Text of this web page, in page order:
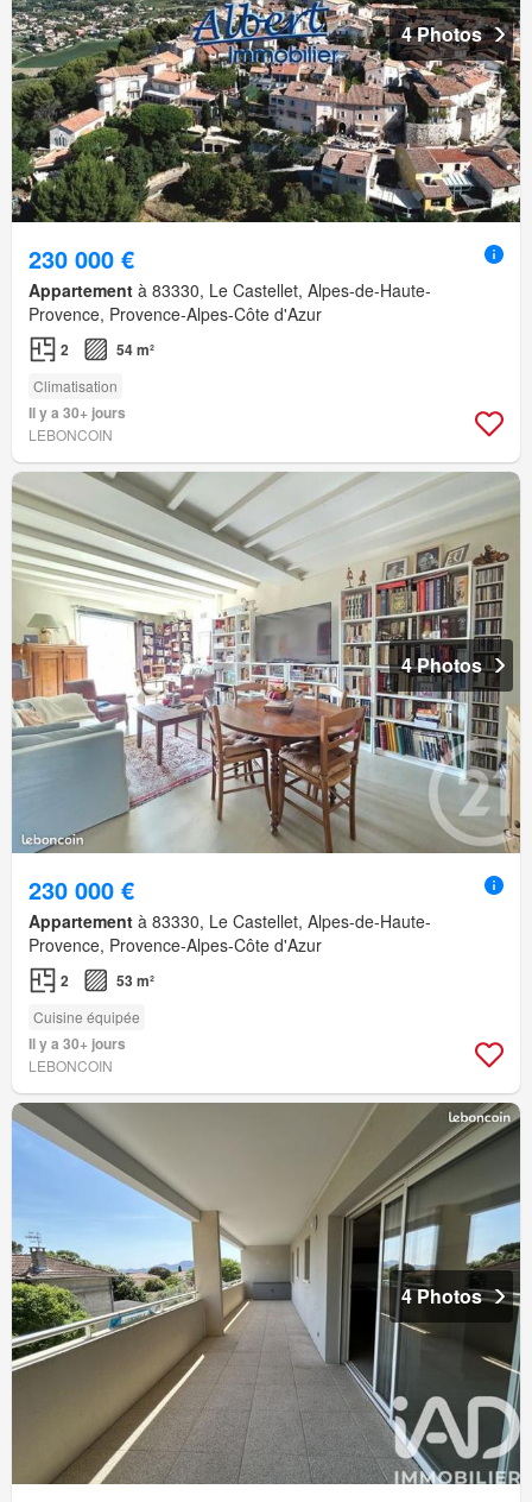
4 Photos
230 000 €
Appartement à 83330, Le Castellet, Alpes-de-Haute-
Provence, Provence-Alpes-Côte d'Azur
2 54 m²
Climatisation
Il y a 30+ jours
LEBONCOIN
4 Photos
230 000 €
Appartement à 83330, Le Castellet, Alpes-de-Haute-
Provence, Provence-Alpes-Côte d'Azur
2 53 m²
Cuisine équipée
Il y a 30+ jours
LEBONCOIN
4 Photos